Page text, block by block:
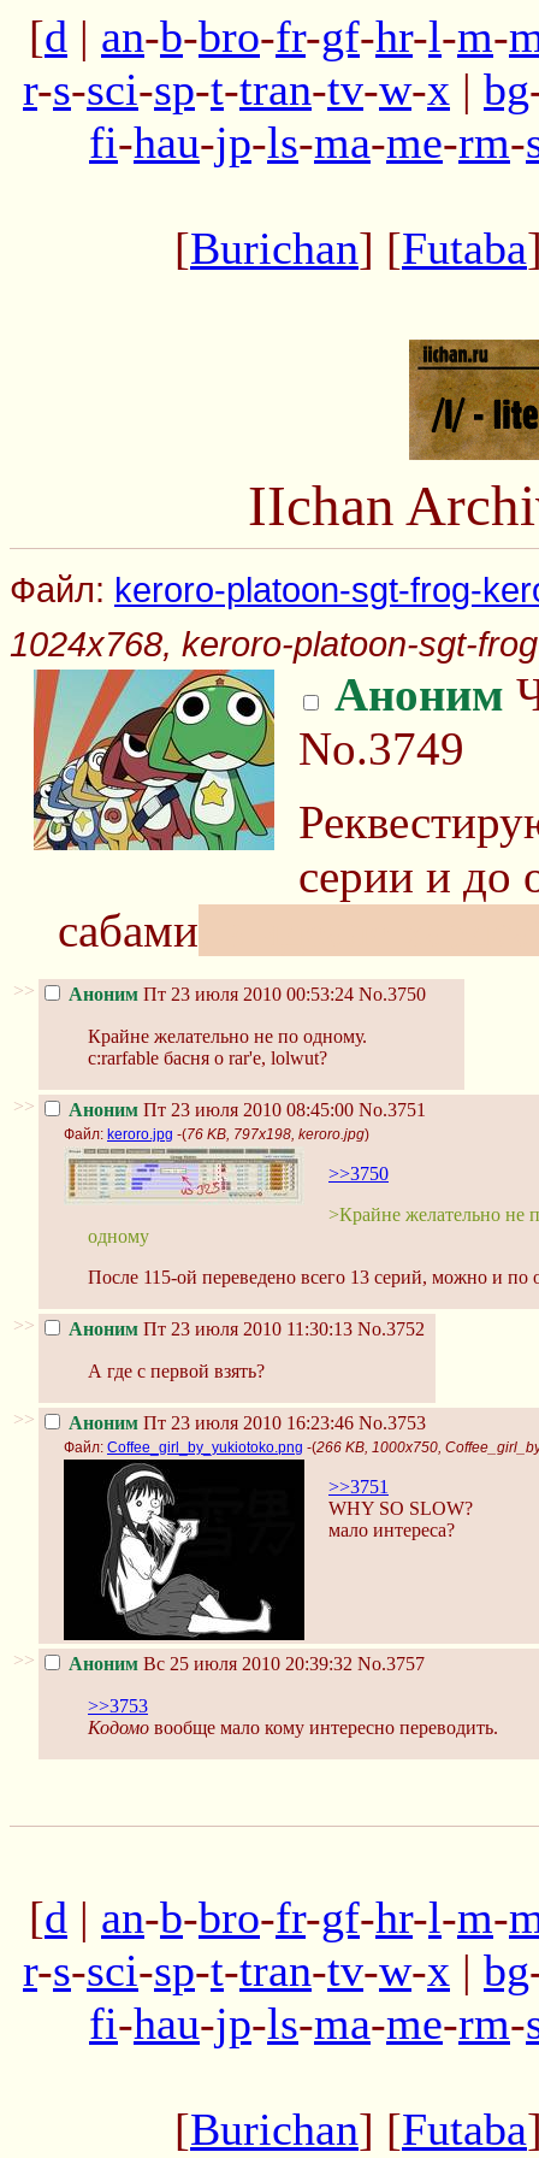
[d | an-b-bro-fr-gf-hr-l-m-
r-s-sci-sp-t-tran-tv-w-x | bg
fi-hau-jp-ls-ma-me-rm-
[Burichan] [Futaba
IIchan
Файл: keroro-platoon-sgt-frog-
1024x768, keroro-platoon-sgt-
Аноним
No.3749
серии и до
сабами
>> Аноним Пт 23 июля 2010 00:53:24 No.3750
Крайне желательно не по одному.
c:rarfable басня о rar'е, lolwut?
>> Аноним Пт 23 июля 2010 08:45:00 No.3751
Файл: keroro.jpg -(76 KB, 797x198, keroro.jpg)
>>3750
>Крайне желательно не
одному
После 115-ой переведено всего 13 серий, можно и по
>> Аноним Пт 23 июля 2010 11:30:13 No.3752
А где с первой взять?
>> Аноним Пт 23 июля 2010 16:23:46 No.3753
Файл: Coffee_girl_by_yukiotoko.png -(266 KB, 1000x750,
>>3751
WHY SO SLOW?
мало интереса?
>> Аноним Вс 25 июля 2010 20:39:32 No.3757
>>3753
Кодомо вообще мало кому интересно переводить.
[d | an-b-bro-fr-gf-hr-l-m-
r-s-sci-sp-t-tran-tv-w-x | bg
fi-hau-jp-ls-ma-me-rm-
[Burichan] [Futaba